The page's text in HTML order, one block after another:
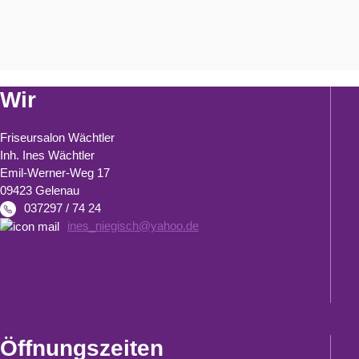
Wir
Friseursalon Wächtler
Inh. Ines Wächtler
Emil-Werner-Weg 17
09423 Gelenau
037297 / 74 24
ines_niegisch@yahoo.de
Öffnungszeiten